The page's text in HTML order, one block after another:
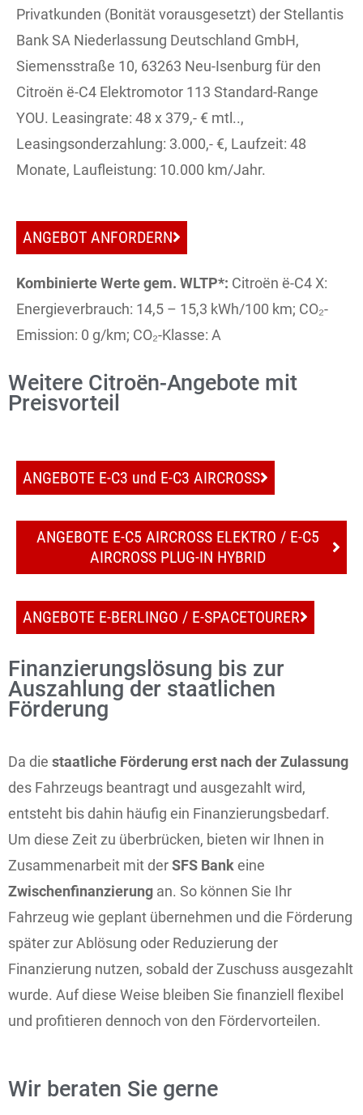
Privatkunden (Bonität vorausgesetzt) der Stellantis
Bank SA Niederlassung Deutschland GmbH,
Siemensstraße 10, 63263 Neu-Isenburg für den
Citroën ë-C4 Elektromotor 113 Standard-Range
YOU. Leasingrate: 48 x 379,- € mtl..,
Leasingsonderzahlung: 3.000,- €, Laufzeit: 48
Monate, Laufleistung: 10.000 km/Jahr.
ANGEBOT ANFORDERN
Kombinierte Werte gem. WLTP*: Citroën ë-C4 X:
Energieverbrauch: 14,5 – 15,3 kWh/100 km; CO₂-
Emission: 0 g/km; CO₂-Klasse: A
Weitere Citroën-Angebote mit
Preisvorteil
ANGEBOTE E-C3 und E-C3 AIRCROSS
ANGEBOTE E-C5 AIRCROSS ELEKTRO / E-C5
AIRCROSS PLUG-IN HYBRID
ANGEBOTE E-BERLINGO / E-SPACETOURER
Finanzierungslösung bis zur
Auszahlung der staatlichen
Förderung
Da die staatliche Förderung erst nach der Zulassung
des Fahrzeugs beantragt und ausgezahlt wird,
entsteht bis dahin häufig ein Finanzierungsbedarf.
Um diese Zeit zu überbrücken, bieten wir Ihnen in
Zusammenarbeit mit derSFS Bankeine
Zwischenfinanzierung an. So können Sie Ihr
Fahrzeug wie geplant übernehmen und die Förderung
später zur Ablösung oder Reduzierung der
Finanzierung nutzen, sobald der Zuschuss ausgezahlt
wurde. Auf diese Weise bleiben Sie finanziell flexibel
und profitieren dennoch von den Fördervorteilen.
Wir beraten Sie gerne